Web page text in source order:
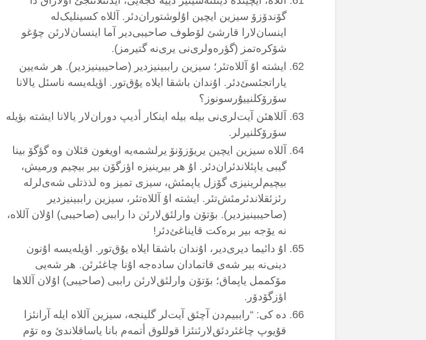
گۆندۆزۆ سیزین ایچین اۇلوشتوران‌دئر. آللاە کسینلیک‌لە
اینسان‌لارا قارشئ لۆطوف صاحیبی‌دیر آما اینسان‌لارئن چۇغو
شۆکرەتمز (گؤرەولری‌نی یری‌نە گتیرمز).
ایشتە اۇ آللاەتئر؛ سیزین راببینیزدیر (صاحیبینیزدیر). هر شەیین
یاراتجئسئ‌دئر. اۇندان باشقا ایلاە یۇق‌تور. اؤیلەیسە ناسئل یالانا
سۆرۆکلنییۇرسونوز؟
آللاهئن آیت‌لری‌نی بیلە بیلە اینکار أدیپ دوران‌لار یالانا ایشتە بؤیلە
سۆرۆکلنیرلر.
آللاە سیزین ایچین یریۆزۆنۆ یرلشمەیە اویغون قئلان وە گؤگۆ بینا
گیبی یاپئلاندئران‌دئر. اۇ هر بیرینیزە اؤزگۆن بیر بیچیم ورمیش،
بیچیم‌لرینیزی گۆزل یاپمئش، سیزی تمیز وە لذذتلی شەی‌لرلە
رئزئقلاندئرمئش‌تئر. ایشتە اۇ آللاەتئر، سیزین راببینیزدیر
(صاحیبینیزدیر). بۆتۆن وارلئق‌لارئن دا راببی (صاحیبی) اۇلان آللاە،
نە یۆجە بیر برەکت قایناغئ‌دئر!
اۇ دائیما دیری‌دیر، اۇندان باشقا ایلاە یۇق‌تور. اؤیلەیسە اۇنون
دینی‌نە بیر شەی قاتمادان سادەجە اۇنا چاغئرئن. هر شەیی
مۆکممل یاپماق؛ بۆتۆن وارلئق‌لارئن راببی (صاحیبی) اۇلان آللاها
اؤزگۆدۆر.
دە کی: “راببیم‌دن آچئق آیت‌لر گلینجە، سیزین آللاە ایلە آرانئزا
قۇیوپ چاغئردئق‌لارئنئزا قوللوق أتمەم بانا یاساقلاندئ وە تۆم